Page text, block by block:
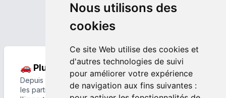
Nous utilisons des
cookies
Ce site Web utilise des cookies et
d'autres technologies de suivi
pour améliorer votre expérience
de navigation aux fins suivantes :
Nos points forts
🚗 Plus de 20 ans d'expertise
Depuis plus de 20 ans, LB Automobiles accompagne
les particuliers et les professionnels dans l'achat,